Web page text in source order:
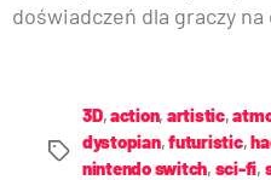
doświadczeń dla graczy na
3D,action, artistic,
dystopian,futuristic,
nintendo switch, sci-fi,